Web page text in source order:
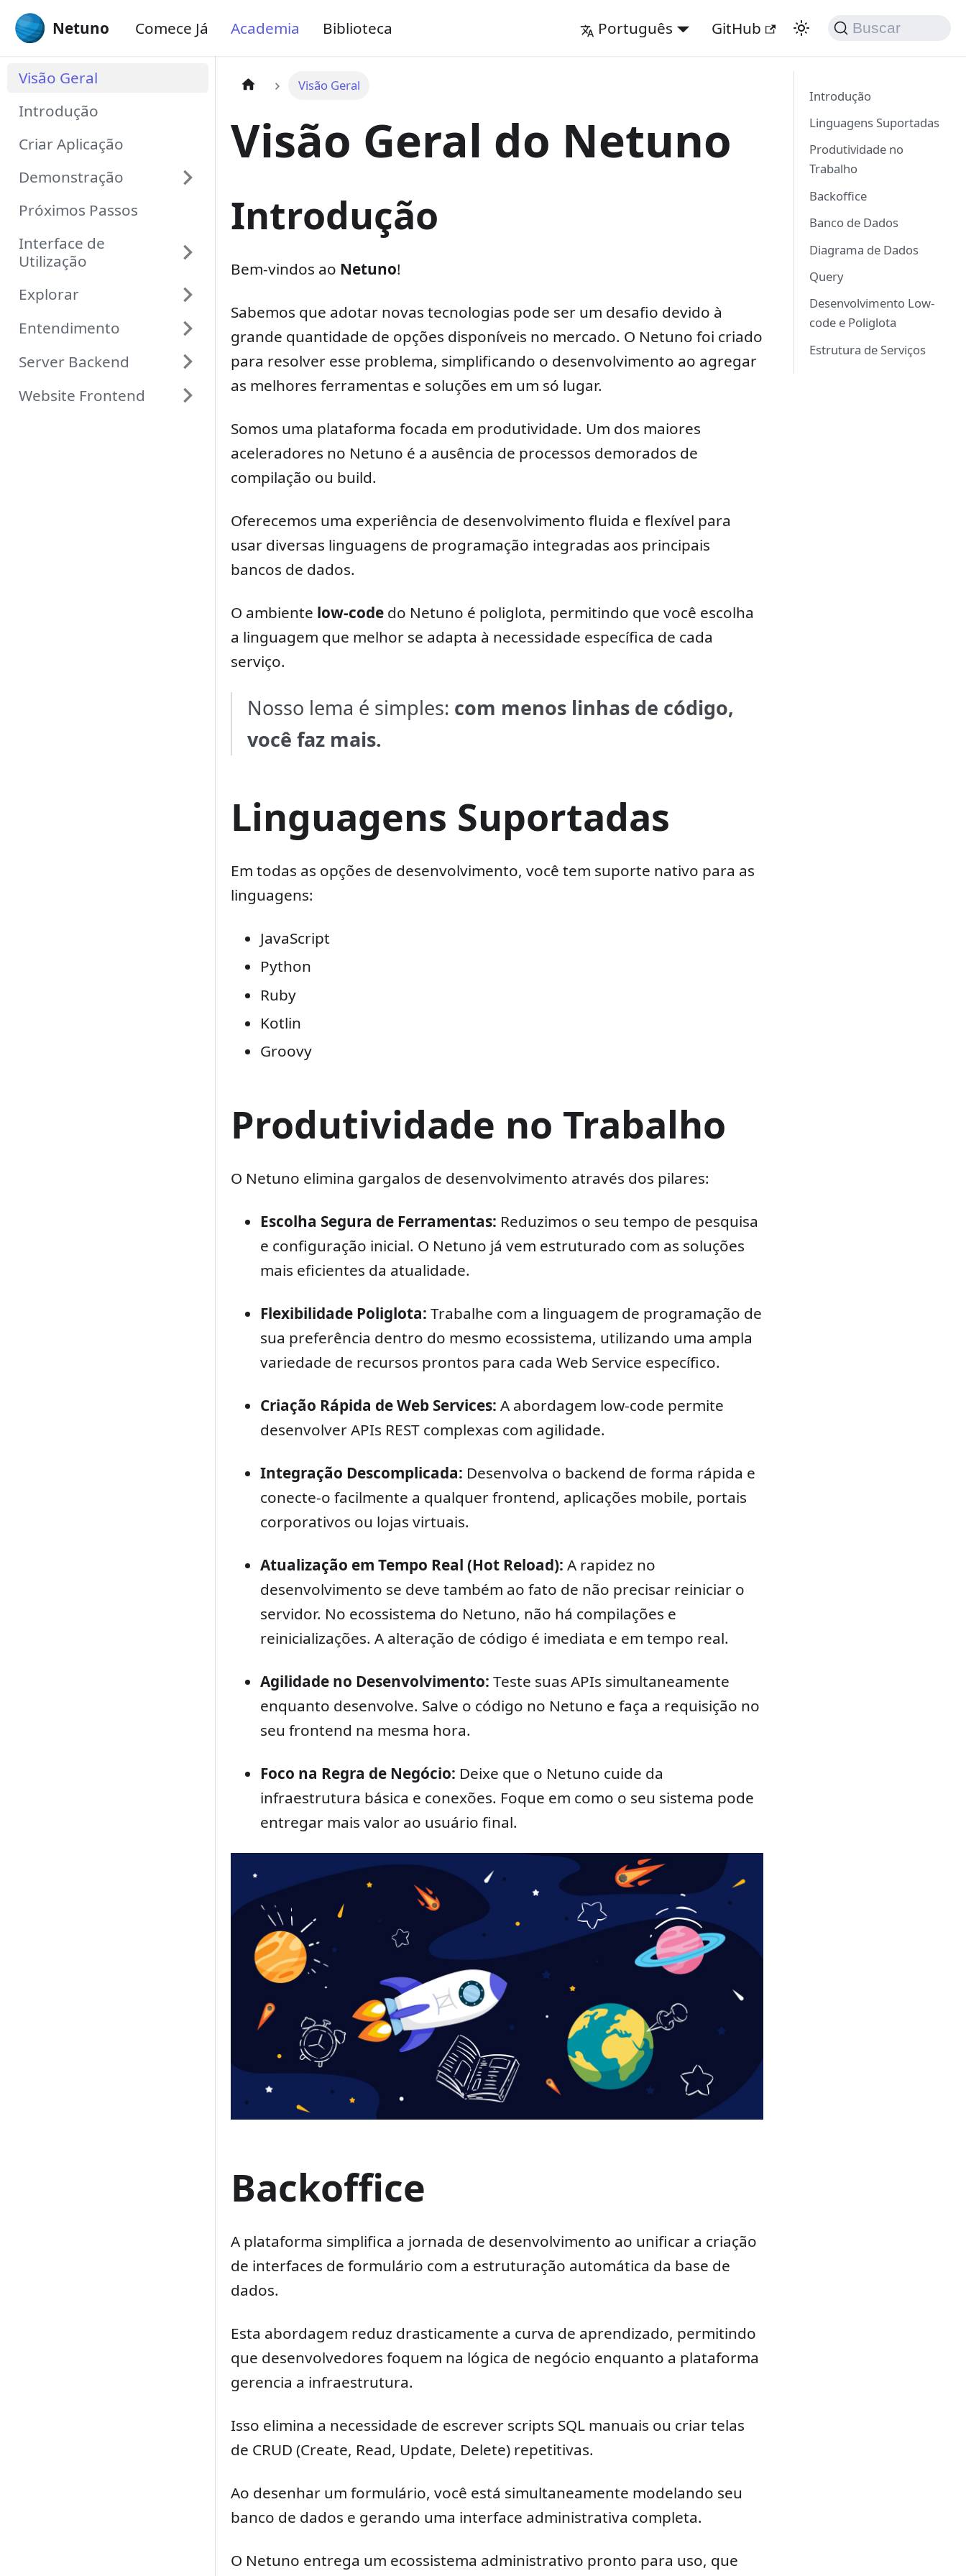
Netuno Comece Já Academia Biblioteca Português GitHub Buscar
Visão Geral
Introdução
Criar Aplicação
Demonstração
Próximos Passos
Interface de
Utilização
Explorar
Entendimento
Server Backend
Website Frontend
Visão Geral
Visão Geral do Netuno
Introdução
Bem-vindos ao Netuno!
Sabemos que adotar novas tecnologias pode ser um desafio devido à
grande quantidade de opções disponíveis no mercado. O Netuno foi criado
para resolver esse problema, simplificando o desenvolvimento ao agregar
as melhores ferramentas e soluções em um só lugar.
Somos uma plataforma focada em produtividade. Um dos maiores
aceleradores no Netuno é a ausência de processos demorados de
compilação ou build.
Oferecemos uma experiência de desenvolvimento fluida e flexível para
usar diversas linguagens de programação integradas aos principais
bancos de dados.
O ambiente low-codedo Netuno é poliglota, permitindo que você escolha
a linguagem que melhor se adapta à necessidade específica de cada
serviço.
Nosso lema é simples: com menos linhas de código,
você faz mais.
Linguagens Suportadas
Em todas as opções de desenvolvimento, você tem suporte nativo para as
linguagens:
JavaScript
Python
Ruby
Kotlin
Groovy
Produtividade no Trabalho
O Netuno elimina gargalos de desenvolvimento através dos pilares:
Escolha Segura de Ferramentas: Reduzimos o seu tempo de pesquisa
e configuração inicial. O Netuno já vem estruturado com as soluções
mais eficientes da atualidade.
Flexibilidade Poliglota: Trabalhe com a linguagem de programação de
sua preferência dentro do mesmo ecossistema, utilizando uma ampla
variedade de recursos prontos para cada Web Service específico.
Criação Rápida de Web Services: A abordagem low-code permite
desenvolver APIs REST complexas com agilidade.
Integração Descomplicada: Desenvolva o backend de forma rápida e
conecte-o facilmente a qualquer frontend, aplicações mobile, portais
corporativos ou lojas virtuais.
Atualização em Tempo Real (Hot Reload): A rapidez no
desenvolvimento se deve também ao fato de não precisar reiniciar o
servidor. No ecossistema do Netuno, não há compilações e
reinicializações. A alteração de código é imediata e em tempo real.
Agilidade no Desenvolvimento: Teste suas APIs simultaneamente
enquanto desenvolve. Salve o código no Netuno e faça a requisição no
seu frontend na mesma hora.
Foco na Regra de Negócio: Deixe que o Netuno cuide da
infraestrutura básica e conexões. Foque em como o seu sistema pode
entregar mais valor ao usuário final.
Backoffice
A plataforma simplifica a jornada de desenvolvimento ao unificar a criação
de interfaces de formulário com a estruturação automática da base de
dados.
Esta abordagem reduz drasticamente a curva de aprendizado, permitindo
que desenvolvedores foquem na lógica de negócio enquanto a plataforma
gerencia a infraestrutura.
Isso elimina a necessidade de escrever scripts SQL manuais ou criar telas
de CRUD (Create, Read, Update, Delete) repetitivas.
Ao desenhar um formulário, você está simultaneamente modelando seu
banco de dados e gerando uma interface administrativa completa.
O Netuno entrega um ecossistema administrativo pronto para uso, que
Introdução
Linguagens Suportadas
Produtividade no
Trabalho
Backoffice
Banco de Dados
Diagrama de Dados
Query
Desenvolvimento Low-
code e Poliglota
Estrutura de Serviços